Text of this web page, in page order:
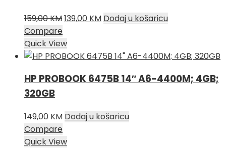
159,00KMIzvorna
bila
je:
139,00 KMTrenutna
139,00 KM.
Dodaj u košaricu
Compare
Quick View
HP PROBOOK 6475B 14″ A6-4400M; 4GB;
320GB
149,00 KM Dodaj u košaricu
Compare
Quick View